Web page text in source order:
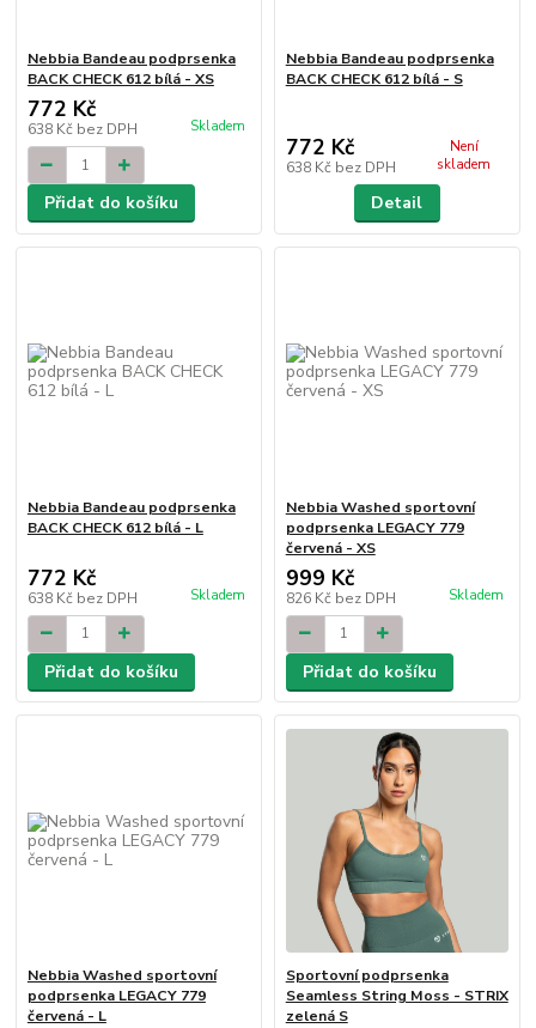
Nebbia Bandeau podprsenka
BACK CHECK 612 bílá - XS
772 Kč
638 Kč bez DPH Skladem
Přidat do košíku
Nebbia Bandeau podprsenka
BACK CHECK 612 bílá - S
772 Kč
638 Kč bez DPH
Není
skladem
Detail
Nebbia Bandeau podprsenka
BACK CHECK 612 bílá - L
772 Kč
638 Kč bez DPH Skladem
Přidat do košíku
Nebbia Washed sportovní
podprsenka LEGACY 779
červená - XS
999 Kč
826 Kč bez DPH Skladem
Přidat do košíku
Nebbia Washed sportovní
podprsenka LEGACY 779
červená - L
Sportovní podprsenka
Seamless String Moss - STRIX
zelená S